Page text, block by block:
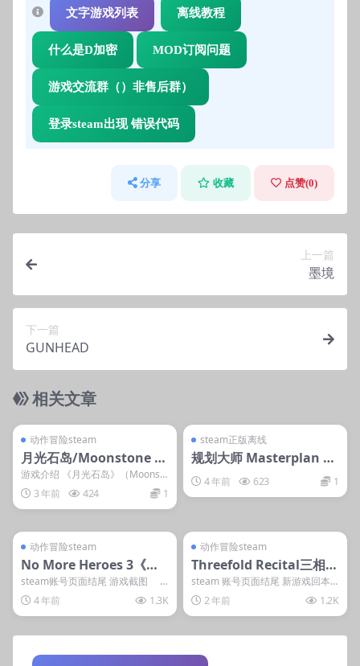
文字游戏列表 离线教程
什么是D加密 MOD订阅问题
游戏交流群（）非售后群）
登录steam出现 错误代码
分享 收藏 点赞(0)
上一篇
墨境
下一篇
GUNHEAD
相关文章
动作冒险steam
月光石岛/Moonstone Is
land
游戏介绍 《月光石岛》（Moonsto
ne Island）是一款收集精灵的生活
模...3 年前 424 1
steam正版离线
规划大师 Masterplan Ty
coon
4 年前 623 1
动作冒险steam
No More Heroes 3《英
雄不在3》
steam账号页面结尾 游戏截图
系统...
4 年前 1.3K
动作冒险steam
Threefold Recital三相奇
谈
steam 账号页面结尾 新游戏回本
开发 游戏介绍 ...
2 年前 1.2K